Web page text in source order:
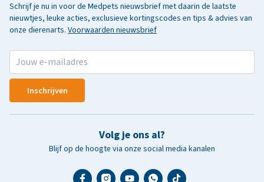
Schrijf je nu in voor de Medpets nieuwsbrief met daarin de laatste
nieuwtjes, leuke acties, exclusieve kortingscodes en tips & advies van
onze dierenarts. Voorwaarden nieuwsbrief
Inschrijven
Volg je ons al?
Blijf op de hoogte via onze social media kanalen